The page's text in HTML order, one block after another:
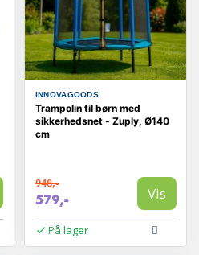
INNOVAGOODS
Trampolin til børn med
sikkerhedsnet - Zuply, Ø140
cm
948,-
579,- Vis
På lager